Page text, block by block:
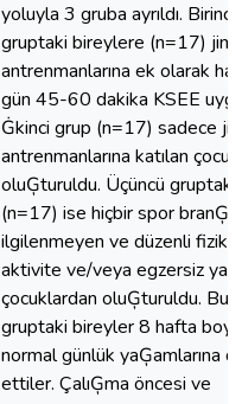
yoluyla 3 gruba ayrıldı. Birinci
gruptaki bireylere (n=17)
antrenmanlarına ek olarak
gün 45-60 dakika KSEE
Ġkinci grup (n=17) sadece
antrenmanlarına katılan
oluĢturuldu. Üçüncü
(n=17) ise hiçbir spor branĢı
ilgilenmeyen ve düzenli
aktivite ve/veya egzersiz
çocuklardan oluĢturuldu. Bu
gruptaki bireyler 8 hafta
normal günlük yaĢamlarına
ettiler. ÇalıĢma öncesi ve